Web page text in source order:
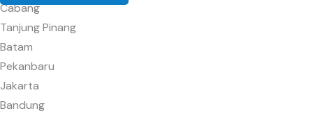
Cabang
Tanjung Pinang
Batam
Pekanbaru
Jakarta
Bandung